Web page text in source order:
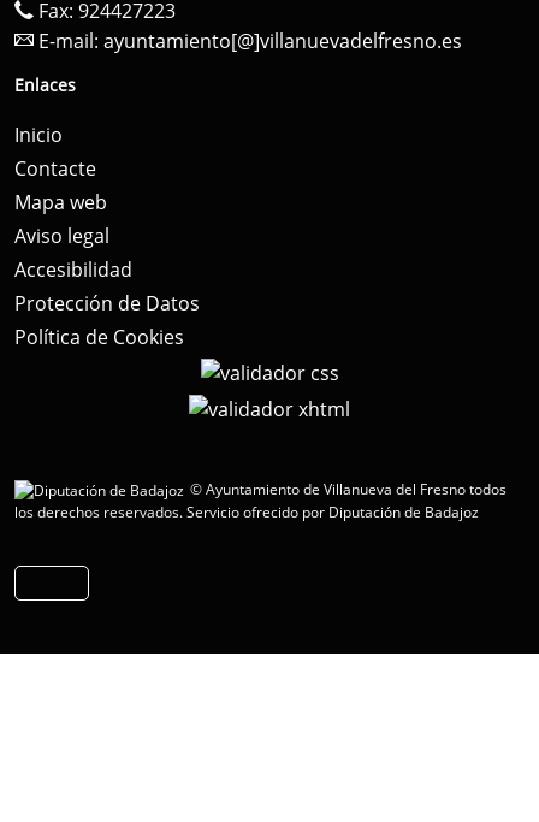
Fax: 924427223
E-mail: ayuntamiento[@]villanuevadelfresno.es
Enlaces
Inicio
Contacte
Mapa web
Aviso legal
Accesibilidad
Protección de Datos
Política de Cookies
© Ayuntamiento de Villanueva del Fresno todos
los derechos reservados.Servicio ofrecido por Diputación de Badajoz